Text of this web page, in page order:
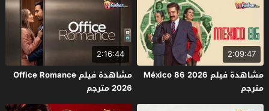
2:09:47
مشاهدة فيلم México 86 2026
مترجم
2:16:44
مشاهدة فيلم Office Romance
2026 مترجم